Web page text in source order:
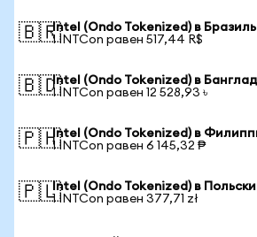
🇧🇷Intel (Ondo Tokenized) в
1 INTCon равен 517,44 R$
🇧🇩Intel (Ondo Tokenized) в
1 INTCon равен 12 528,93 ৳
🇵🇭Intel (Ondo Tokenized) в
1 INTCon равен 6 145,32 ₱
🇵🇱Intel (Ondo Tokenized) в
1 INTCon равен 377,71 zł